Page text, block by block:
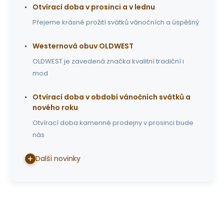
Otvírací doba v prosinci a v lednu
Přejeme krásné prožití svátků vánočních a úspěšný
Westernová obuv OLDWEST
OLDWEST je zavedená značka kvalitní tradiční i
mod
Otvírací doba v období vánočních svátků a
nového roku
Otvírací doba kamenné prodejny v prosinci bude
nás
Další novinky